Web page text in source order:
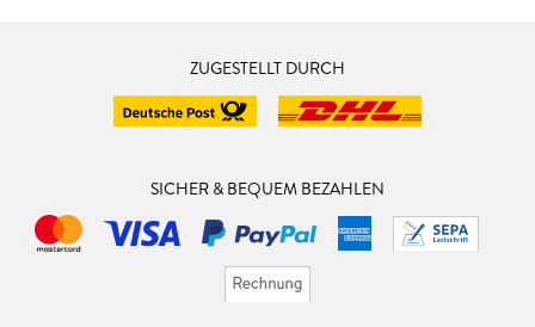
ZUGESTELLT DURCH
SICHER & BEQUEM BEZAHLEN